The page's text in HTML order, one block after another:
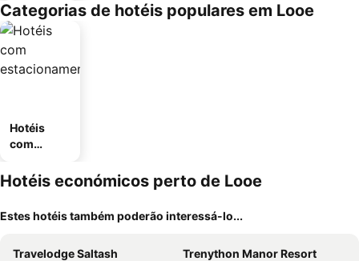
Categorias de hotéis populares em Looe
Hotéis
com
mento
Hotéis económicos perto de Looe
Estes hotéis também poderão interessá-lo...
Travelodge Saltash
Trenython Manor Resort